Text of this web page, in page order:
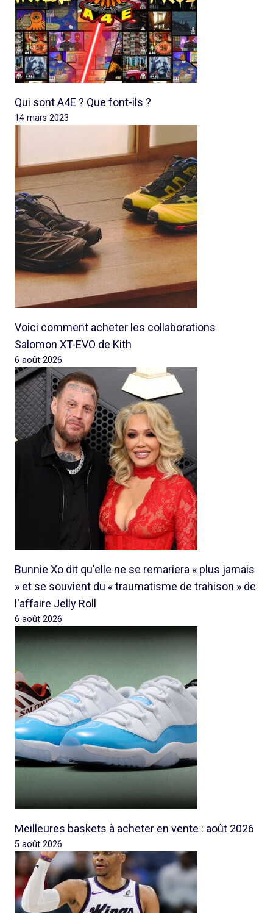
Qui sont A4E ? Que font-ils ?
14 mars 2023
Voici comment acheter les collaborations
Salomon XT-EVO de Kith
6 août 2026
Bunnie Xo dit qu'elle ne se remariera « plus jamais
» et se souvient du « traumatisme de trahison » de
l'affaire Jelly Roll
6 août 2026
Meilleures baskets à acheter en vente : août 2026
5 août 2026